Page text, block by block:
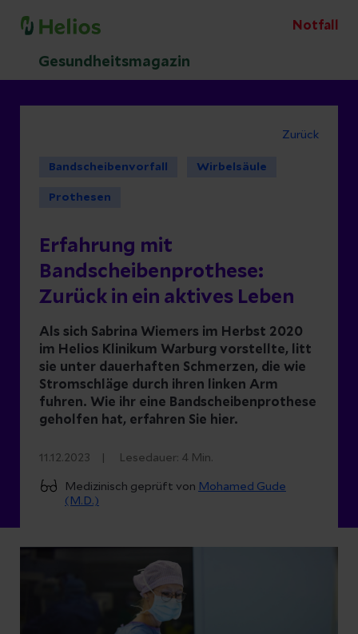
Notfall
Gesundheitsmagazin
Zurück
Bandscheibenvorfall Wirbelsäule
Prothesen
Erfahrung mit
Bandscheibenprothese:
Zurück in ein aktives Leben
Als sich Sabrina Wiemers im Herbst 2020
im Helios Klinikum Warburg vorstellte, litt
sie unter dauerhaften Schmerzen, die wie
Stromschläge durch ihren linken Arm
fuhren. Wie ihr eine Bandscheibenprothese
geholfen hat, erfahren Sie hier.
11.12.2023 Lesedauer: 4 Min.
Medizinisch geprüft von Mohamed Gude
(M.D.)